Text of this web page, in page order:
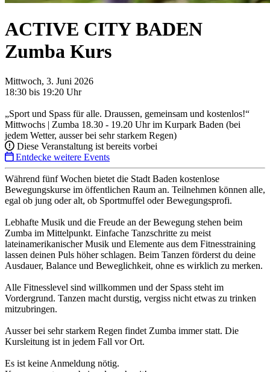
ACTIVE CITY BADEN
Zumba Kurs
Mittwoch, 3. Juni 2026
18:30 bis 19:20 Uhr
„Sport und Spass für alle. Draussen, gemeinsam und kostenlos!“
Mittwochs | Zumba 18.30 - 19.20 Uhr im Kurpark Baden (bei
jedem Wetter, ausser bei sehr starkem Regen)
Diese Veranstaltung ist bereits vorbei
Entdecke weitere Events
Während fünf Wochen bietet die Stadt Baden kostenlose
Bewegungskurse im öffentlichen Raum an. Teilnehmen können alle,
egal ob jung oder alt, ob Sportmuffel oder Bewegungsprofi.
Lebhafte Musik und die Freude an der Bewegung stehen beim
Zumba im Mittelpunkt. Einfache Tanzschritte zu meist
lateinamerikanischer Musik und Elemente aus dem Fitnesstraining
lassen deinen Puls höher schlagen. Beim Tanzen förderst du deine
Ausdauer, Balance und Beweglichkeit, ohne es wirklich zu merken.
Alle Fitnesslevel sind willkommen und der Spass steht im
Vordergrund. Tanzen macht durstig, vergiss nicht etwas zu trinken
mitzubringen.
Ausser bei sehr starkem Regen findet Zumba immer statt. Die
Kursleitung ist in jedem Fall vor Ort.
Es ist keine Anmeldung nötig.